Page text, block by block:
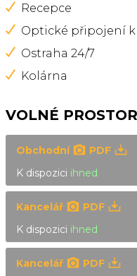
Recepce
Optické připojení
Ostraha 24/7
Kolárna
VOLNÉ
Obchodní PDF
K dispozici ihned
Kancelář PDF
K dispozici ihned
Kancelář PDF